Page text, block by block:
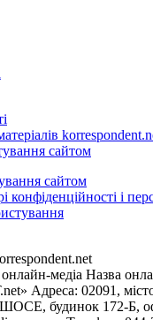
сайтом
сайтом
конфіденційності і
медіа Назва
Адреса: 02091,
будинок 172-Б,